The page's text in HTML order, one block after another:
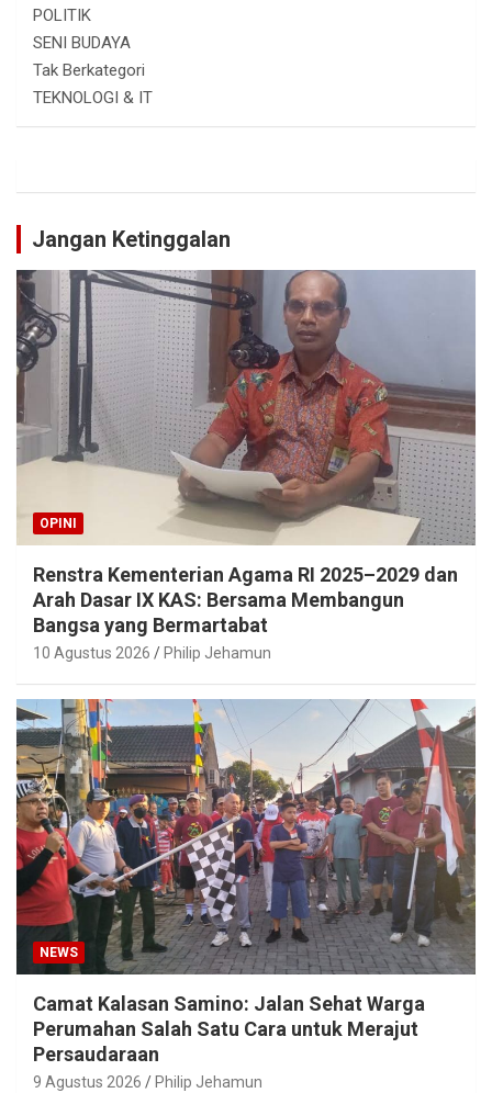
POLITIK
SENI BUDAYA
Tak Berkategori
TEKNOLOGI & IT
Jangan Ketinggalan
OPINI
Renstra Kementerian Agama RI 2025–2029 dan
Arah Dasar IX KAS: Bersama Membangun
Bangsa yang Bermartabat
10 Agustus 2026 Philip Jehamun
NEWS
Camat Kalasan Samino: Jalan Sehat Warga
Perumahan Salah Satu Cara untuk Merajut
Persaudaraan
9 Agustus 2026 Philip Jehamun